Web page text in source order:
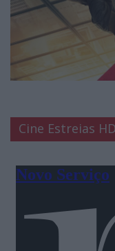
Cine Estreias HD